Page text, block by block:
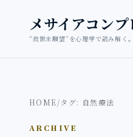
メサイアコン
“救世主願望”を心理学で読み解く
HOME/タグ: 自然療法
ARCHIVE